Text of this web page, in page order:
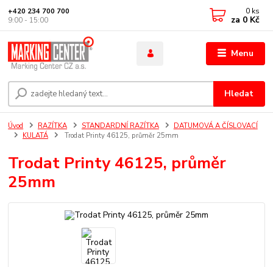
Menu
Hledat
+420 234 700 700
9:00 - 15:00
0 ks
za 0 Kč
Úvod RAZÍTKA STANDARDNÍ RAZÍTKA
DATUMOVÁ A ČÍSLOVACÍ
KULATÁ
Trodat Printy 46125, průměr 25mm
Trodat Printy 46125, průměr
25mm